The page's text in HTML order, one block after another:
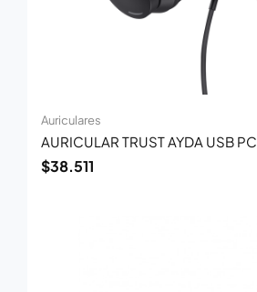
Auriculares
AURICULAR TRUST AYDA USB PC
$38.511